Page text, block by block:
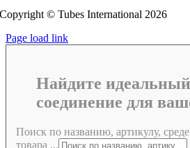
Copyright © Tubes International 2026
Page load link
Найдите
соединение для
Поиск по названию, артикулу,
товара ...